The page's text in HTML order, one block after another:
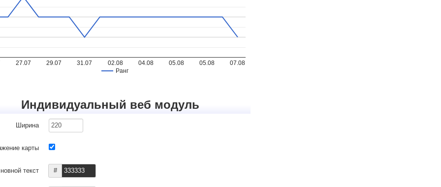
Ранг
27.07 29.07 31.07 02.08 04.08 05.08 05.08 07.08
Индивидуальный веб модуль
Ширина
карты
текст #